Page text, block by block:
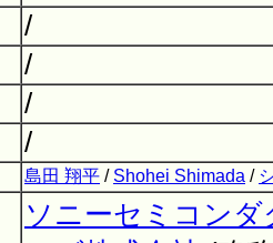
/
/
/
/
島田 翔平 / Shohei Shimada /
ソニーセミコン